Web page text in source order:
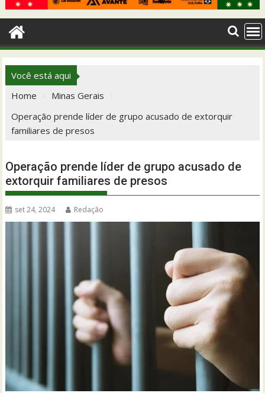
Você está aqui
Home
Minas Gerais
Operação prende líder de grupo acusado de extorquir
familiares de presos
Operação prende líder de grupo acusado de
extorquir familiares de presos
set 24, 2024 Redação